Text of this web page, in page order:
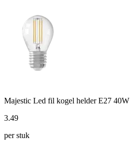
Majestic Led fil kogel helder E27 40W
3.49
per stuk